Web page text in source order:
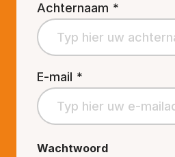
Achternaam *
E-mail *
Wachtwoord